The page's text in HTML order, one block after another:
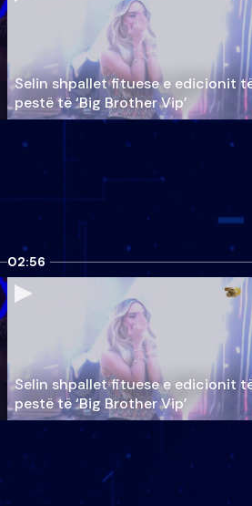
Selin shpallet fituese e edicionit
pestë të ‘Big Brother Vip’
02:56
Selin shpallet fituese e edicionit
pestë të ‘Big Brother Vip’